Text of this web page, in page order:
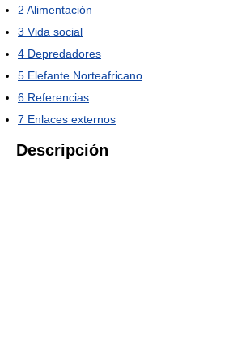
2 Alimentación
3 Vida social
4 Depredadores
5 Elefante Norteafricano
6 Referencias
7 Enlaces externos
Descripción